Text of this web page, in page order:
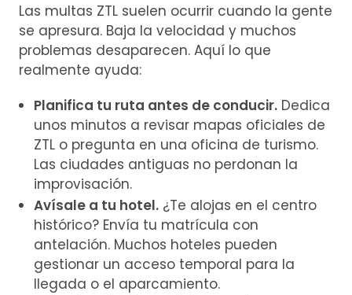
Las multas ZTL suelen ocurrir cuando la gente
se apresura. Baja la velocidad y muchos
problemas desaparecen. Aquí lo que
realmente ayuda:
Planifica tu ruta antes de conducir. Dedica
unos minutos a revisar mapas oficiales de
ZTL o pregunta en una oficina de turismo.
Las ciudades antiguas no perdonan la
improvisación.
Avísale a tu hotel. ¿Te alojas en el centro
histórico? Envía tu matrícula con
antelación. Muchos hoteles pueden
gestionar un acceso temporal para la
llegada o el aparcamiento.